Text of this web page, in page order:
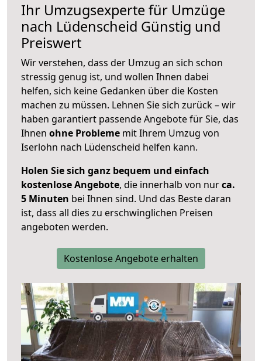
Ihr Umzugsexperte für Umzüge
nach Lüdenscheid Günstig und
Preiswert
Wir verstehen, dass der Umzug an sich schon
stressig genug ist, und wollen Ihnen dabei
helfen, sich keine Gedanken über die Kosten
machen zu müssen. Lehnen Sie sich zurück – wir
haben garantiert passende Angebote für Sie, das
Ihnen ohne Probleme mit Ihrem Umzug von
Iserlohn nach Lüdenscheid helfen kann.
Holen Sie sich ganz bequem und einfach
kostenlose Angebote, die innerhalb von nurca.
5 Minuten bei Ihnen sind. Und das Beste daran
ist, dass all dies zu erschwinglichen Preisen
angeboten werden.
Kostenlose Angebote erhalten